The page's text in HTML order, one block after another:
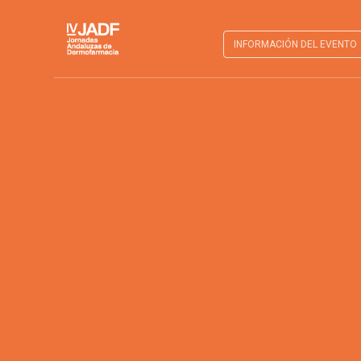
INFORMACIÓN DEL EVENTO